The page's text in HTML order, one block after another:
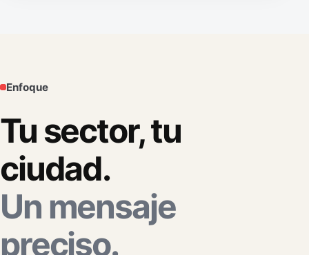
Enfoque
Tu sector, tu
ciudad.
Un mensaje
preciso.